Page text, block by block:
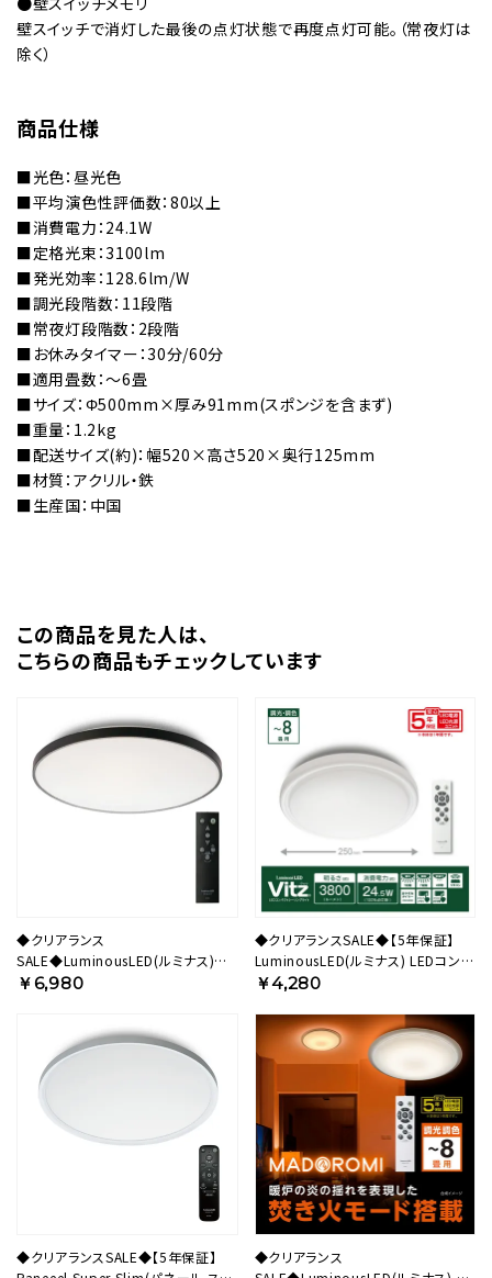
壁スイッチで消灯した最後の点灯状態で再度点灯可能。（常夜灯は
除く）
商品仕様
■光色：昼光色
■平均演色性評価数：80以上
■消費電力：24.1W
■定格光束：3100lm
■発光効率：128.6lm/W
■調光段階数：11段階
■常夜灯段階数：2段階
■お休みタイマー：30分/60分
■適用畳数：～6畳
■サイズ：Φ500mm×厚み91mm(スポンジを含まず)
■重量：1.2kg
■配送サイズ(約)：幅520×高さ520×奥行125mm
■材質：アクリル・鉄
■生産国：中国
この商品を⾒た⼈は、
こちらの商品もチェックしています
◆クリアランス
SALE◆LuminousLED(ルミナス)
LEDシーリングライト ブラックフレー
￥6,980
◆クリアランスSALE◆【5年保証】
LuminousLED(ルミナス) LEDコンパ
クトシーリングライト Vitz(ヴィッツ)
A08DS 【SH】
￥4,280
◆クリアランスSALE◆【5年保証】
◆クリアランス